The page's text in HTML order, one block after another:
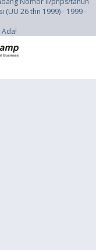
(UU 26 thn 1999) - 1999 -
Ada!